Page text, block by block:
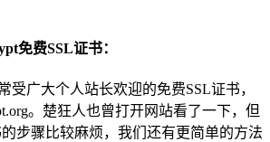
免费SSL证书：
受广大个人站长欢迎的免费SSL证书，
。楚狂人也曾打开网站看了一下，但
步骤比较麻烦，我们还有更简单的方法